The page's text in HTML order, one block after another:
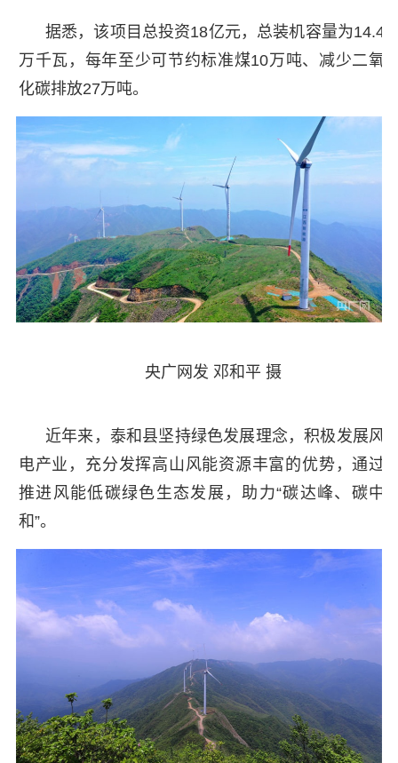
据悉，该项目总投资18亿元，总装机容量为14.4
万千瓦，每年至少可节约标准煤10万吨、减少二氧
化碳排放27万吨。
央广网发 邓和平 摄
近年来，泰和县坚持绿色发展理念，积极发展风
电产业，充分发挥高山风能资源丰富的优势，通过
推进风能低碳绿色生态发展，助力“碳达峰、碳中
和”。